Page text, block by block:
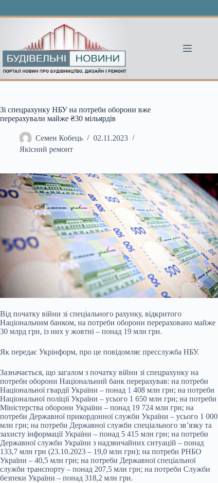
Зі спецрахунку НБУ на потреби оборони вже
перерахували майже ₴30 мільярдів
Семен Кобець
02.11.2023
Якісний ремонт
Від початку війни зі спеціального рахунку, відкритого
Національним банком, на потреби оборони перераховано майже
30 млрд грн, із них у жовтні – понад 19 млн грн.
Як передає Укрінформ, про це повідомляє пресслужба НБУ.
Зазначається, що загалом з початку війни зі спецрахунку на
потреби оборони Національний банк перерахував: на потреби
Національної гвардії України – понад 1 408 млн грн; на потреби
Національної поліції України – усього 1 650 млн грн; на потреби
Міністерства оборони України – понад 19 724 млн грн; на
потреби Державної прикордонної служби України – усього 1 000
млн грн; на потреби Державної служби спеціального зв’язку та
захисту інформації України – понад 5 415 млн грн; на потреби
Державної служби України з надзвичайних ситуацій – понад
133,7 млн грн (23.10.2023 – 19,0 млн грн); на потреби РНБО
України – 40,5 млн грн; на потреби Державної спеціальної
служби транспорту – понад 207,5 млн грн; на потреби Служби
безпеки України – понад 318,2 млн грн.